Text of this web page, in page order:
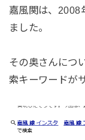
嘉風関は、2008
ました。
その奥さんにつ
索キーワードが